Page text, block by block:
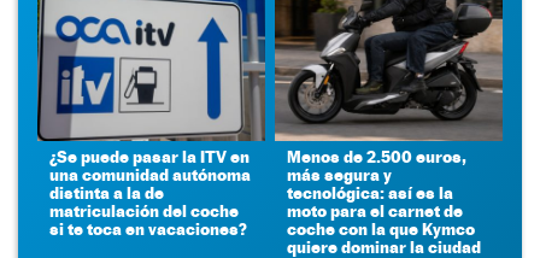
¿Se puede pasar la ITV en
una comunidad autónoma
distinta a la de
matriculación del coche
si te toca en vacaciones?
Menos de 2.500 euros,
más segura y
tecnológica: así es la
moto para el carnet de
coche con la que Kymco
quiere dominar la ciudad